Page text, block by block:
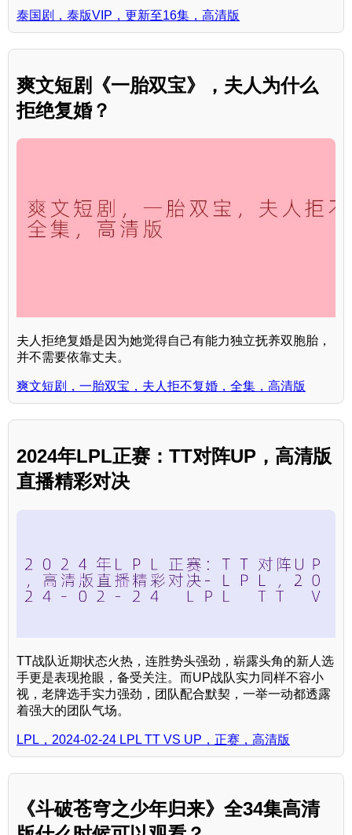
泰国剧，泰版VIP，更新至16集，高清版
爽文短剧《一胎双宝》，夫人为什么
拒绝复婚？
夫人拒绝复婚是因为她觉得自己有能力独立抚养双胞胎，
并不需要依靠丈夫。
爽文短剧，一胎双宝，夫人拒不复婚，全集，高清版
2024年LPL正赛：TT对阵UP，高清版
直播精彩对决
TT战队近期状态火热，连胜势头强劲，崭露头角的新人选
手更是表现抢眼，备受关注。而UP战队实力同样不容小
视，老牌选手实力强劲，团队配合默契，一举一动都透露
着强大的团队气场。
LPL，2024-02-24 LPL TT VS UP，正赛，高清版
《斗破苍穹之少年归来》全34集高清